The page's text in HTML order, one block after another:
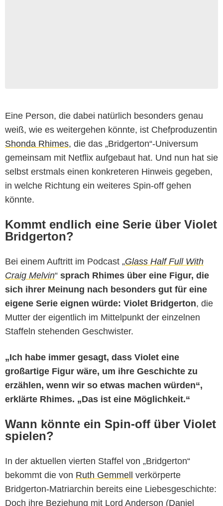
Eine Person, die dabei natürlich besonders genau
weiß, wie es weitergehen könnte, ist Chefproduzentin
Shonda Rhimes, die das „Bridgerton“-Universum
gemeinsam mit Netflix aufgebaut hat. Und nun hat sie
selbst erstmals einen konkreteren Hinweis gegeben,
in welche Richtung ein weiteres Spin-off gehen
könnte.
Kommt endlich eine Serie über Violet
Bridgerton?
Bei einem Auftritt im Podcast „Glass Half Full With
Craig Melvin“ sprach Rhimes über eine Figur, die
sich ihrer Meinung nach besonders gut für eine
eigene Serie eignen würde: Violet Bridgerton, die
Mutter der eigentlich im Mittelpunkt der einzelnen
Staffeln stehenden Geschwister.
„Ich habe immer gesagt, dass Violet eine
großartige Figur wäre, um ihre Geschichte zu
erzählen, wenn wir so etwas machen würden“,
erklärte Rhimes. „Das ist eine Möglichkeit.“
Wann könnte ein Spin-off über Violet
spielen?
In der aktuellen vierten Staffel von „Bridgerton“
bekommt die von Ruth Gemmell verkörperte
Bridgerton-Matriarchin bereits eine Liebesgeschichte:
Doch ihre Beziehung mit Lord Anderson (Daniel